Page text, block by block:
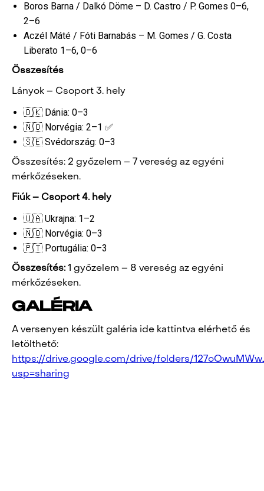
Boros Barna / Dalkó Döme – D. Castro / P. Gomes 0–6,
2–6
Aczél Máté / Fóti Barnabás – M. Gomes / G. Costa
Liberato 1–6, 0–6
Összesítés
Lányok – Csoport 3. hely
🇩🇰 Dánia: 0–3
🇳🇴 Norvégia: 2–1 ✅
🇸🇪 Svédország: 0–3
Összesítés: 2 győzelem – 7 vereség az egyéni
mérkőzéseken.
Fiúk – Csoport 4. hely
🇺🇦 Ukrajna: 1–2
🇳🇴 Norvégia: 0–3
🇵🇹 Portugália: 0–3
Összesítés:1 győzelem – 8 vereség az egyéni
mérkőzéseken.
GALÉRIA
A versenyen készült galéria ide kattintva elérhető és
letölthető:
https://drive.google.com/drive/folders/
usp=sharing